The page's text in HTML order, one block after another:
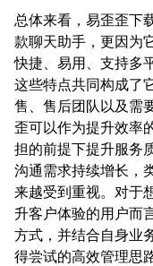
总体来看，易歪歪下
款聊天助手，更因为
快捷、易用、支持多
这些特点共同构成了
售、售后团队以及需
歪可以作为提升效率
担的前提下提升服务
沟通需求持续增长，
来越受到重视。对于
升客户体验的用户而
方式，并结合自身业
得尝试的高效管理思